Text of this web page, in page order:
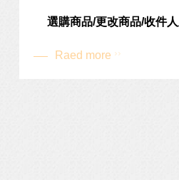
選購商品/更改商品/收件
Raed more